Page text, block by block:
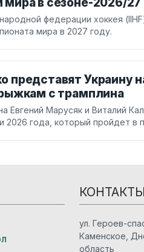
федерации хоккея
мира в 2027 году.
представят Украину
с трамплина
Евгений Марусяк и Виталий
2026 года, который пройдет в
КОНТАКТЫ
ул. Героев-
Каменское,
область